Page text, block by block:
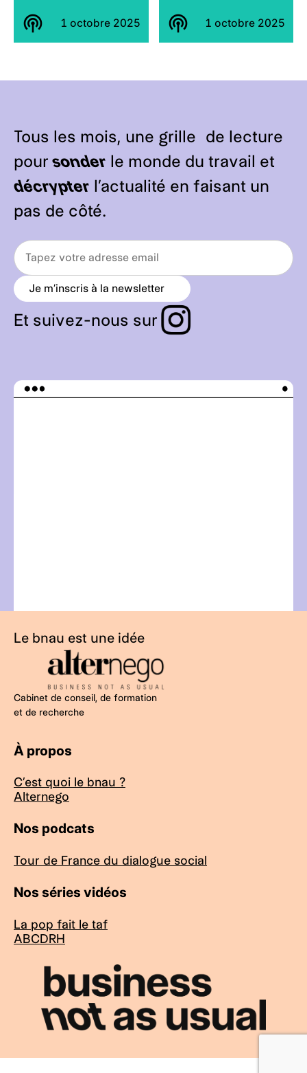
1 octobre 2025 1 octobre 2025
Tous les mois, une grille de lecture
pour sonder le monde du travail et
décrypter l’actualité en faisant un
pas de côté.
Je m’inscris à la newsletter
r
r
o
w
h
Et suivez-nous sur
Le bnau est une idée
Cabinet de conseil, de formation
et de recherche
À propos
C’est quoi le bnau ?
Alternego
Nos podcats
Tour de France du dialogue social
Nos séries vidéos
La pop fait le taf
ABCDRH